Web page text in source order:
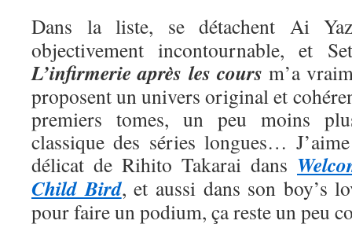
Dans la liste, se détachent Ai
objectivement incontournable, et
L’infirmerie après les cours m’a
proposent un univers original et
premiers tomes, un peu moins
classique des séries longues…
délicat de Rihito Takarai dans
Child Bird, et aussi dans son boy’s
pour faire un podium, ça reste un peu